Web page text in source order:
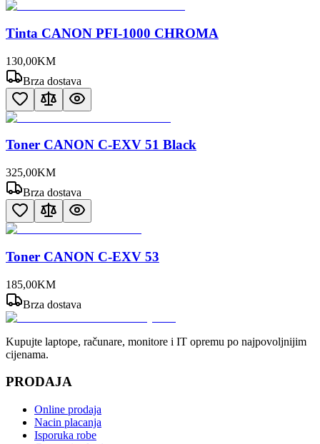
Tinta CANON PFI-1000 CHROMA
130,00KM
Brza dostava
Toner CANON C-EXV 51 Black
325,00KM
Brza dostava
Toner CANON C-EXV 53
185,00KM
Brza dostava
Kupujte laptope, računare, monitore i IT opremu po najpovoljnijim
cijenama.
PRODAJA
Online prodaja
Nacin placanja
Isporuka robe